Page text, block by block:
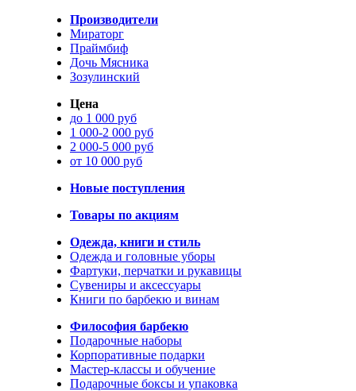
Производители
Мираторг
Праймбиф
Дочь Мясника
Зозулинский
Цена
до 1 000 руб
1 000-2 000 руб
2 000-5 000 руб
от 10 000 руб
Новые поступления
Товары по акциям
Одежда, книги и стиль
Одежда и головные уборы
Фартуки, перчатки и рукавицы
Сувениры и аксессуары
Книги по барбекю и винам
Философия барбекю
Подарочные наборы
Корпоративные подарки
Мастер-классы и обучение
Подарочные боксы и упаковка